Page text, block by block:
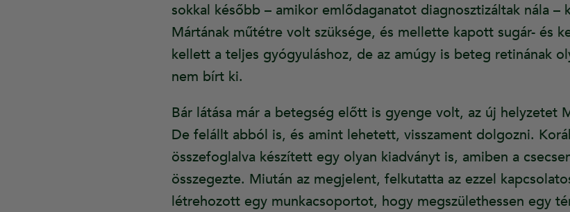
sokkal később – amikor emlődaganatot diagnosztizáltak nála –
Mártának műtétre volt szüksége, és mellette kapott sugár- és
kellett a teljes gyógyuláshoz, de az amúgy is beteg retinának
nem bírt ki.
Bár látása már a betegség előtt is gyenge volt, az új helyzetet
De felállt abból is, és amint lehetett, visszament dolgozni.
összefoglalva készített egy olyan kiadványt is, amiben a
összegezte. Miután az megjelent, felkutatta az ezzel
létrehozott egy munkacsoportot, hogy megszülethessen egy